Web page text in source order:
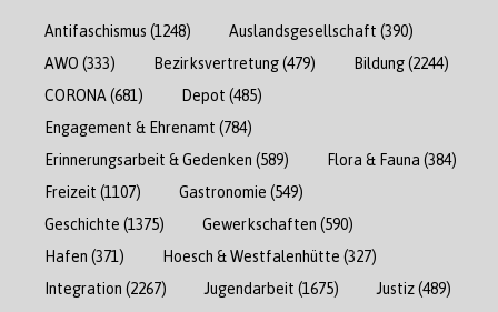
Antifaschismus (1248) Auslandsgesellschaft (390)
AWO (333) Bezirksvertretung(479) Bildung(2244)
CORONA (681) Depot (485)
Engagement & Ehrenamt (784)
Erinnerungsarbeit & Gedenken (589) Flora & Fauna (384)
Freizeit (1107) Gastronomie (549)
Geschichte (1375) Gewerkschaften (590)
Hafen (371) Hoesch & Westfalenhütte (327)
Integration (2267) Jugendarbeit (1675) Justiz(489)